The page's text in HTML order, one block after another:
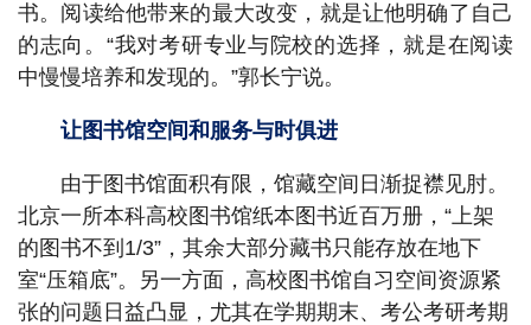
书。阅读给他带来的最大改变，就是让他明确了自己
的志向。“我对考研专业与院校的选择，就是在阅读
中慢慢培养和发现的。”郭长宁说。
让图书馆空间和服务与时俱进
由于图书馆面积有限，馆藏空间日渐捉襟见肘。
北京一所本科高校图书馆纸本图书近百万册，“上架
的图书不到1/3”，其余大部分藏书只能存放在地下
室“压箱底”。另一方面，高校图书馆自习空间资源紧
张的问题日益凸显，尤其在学期期末、考公考研考期